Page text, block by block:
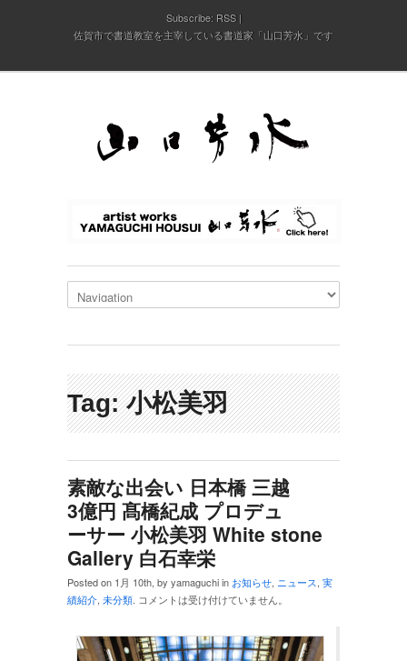
Subscribe: RSS
佐賀市で書道教室を主宰している書道家「山口芳水」です
Tag: 小松美羽
素敵な出会い 日本橋 三越
3億円 髙橋紀成 プロデュ
ーサー 小松美羽 White stone
Gallery 白石幸栄
Posted on 1月 10th, by yamaguchi in お知らせ, ニュース, 実
績紹介, 未分類. コメントは受け付けていません。